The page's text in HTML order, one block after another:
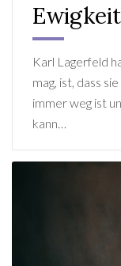
Ewigkeit
Karl Lagerfeld
mag, ist, dass
immer weg ist
kann…